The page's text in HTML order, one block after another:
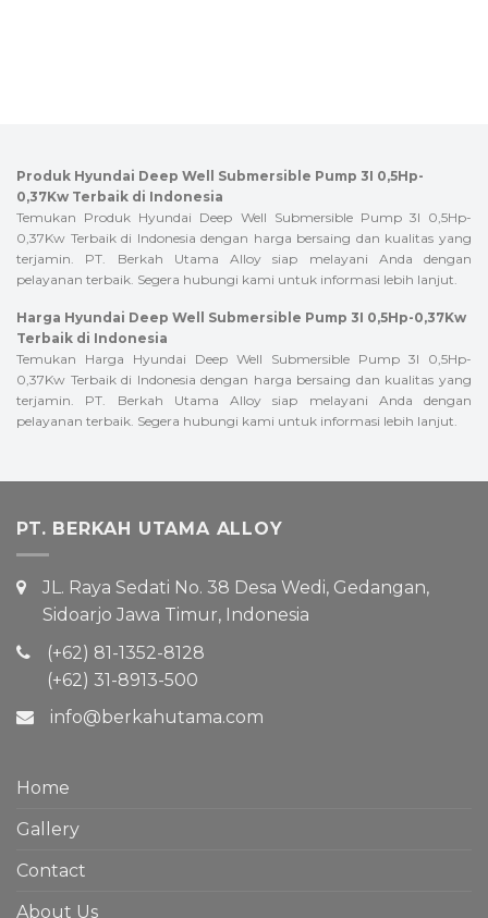
Produk Hyundai Deep Well Submersible Pump 3I 0,5Hp-
0,37Kw Terbaik di Indonesia
Temukan Produk Hyundai Deep Well Submersible Pump 3I 0,5Hp-
0,37Kw Terbaik di Indonesia dengan harga bersaing dan kualitas yang
terjamin. PT. Berkah Utama Alloy siap melayani Anda dengan
pelayanan terbaik. Segera hubungi kami untuk informasi lebih lanjut.
Harga Hyundai Deep Well Submersible Pump 3I 0,5Hp-0,37Kw
Terbaik di Indonesia
Temukan Harga Hyundai Deep Well Submersible Pump 3I 0,5Hp-
0,37Kw Terbaik di Indonesia dengan harga bersaing dan kualitas yang
terjamin. PT. Berkah Utama Alloy siap melayani Anda dengan
pelayanan terbaik. Segera hubungi kami untuk informasi lebih lanjut.
PT. BERKAH UTAMA ALLOY
JL. Raya Sedati No. 38 Desa Wedi, Gedangan,
Sidoarjo Jawa Timur, Indonesia
(+62) 81-1352-8128
(+62) 31-8913-500
info@berkahutama.com
Home
Gallery
Contact
About Us